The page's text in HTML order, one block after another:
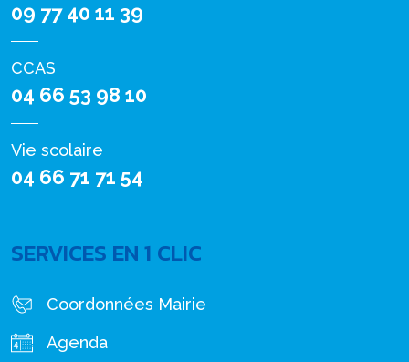
09 77 40 11 39
CCAS
04 66 53 98 10
Vie scolaire
04 66 71 71 54
SERVICES EN 1 CLIC
Coordonnées Mairie
Agenda